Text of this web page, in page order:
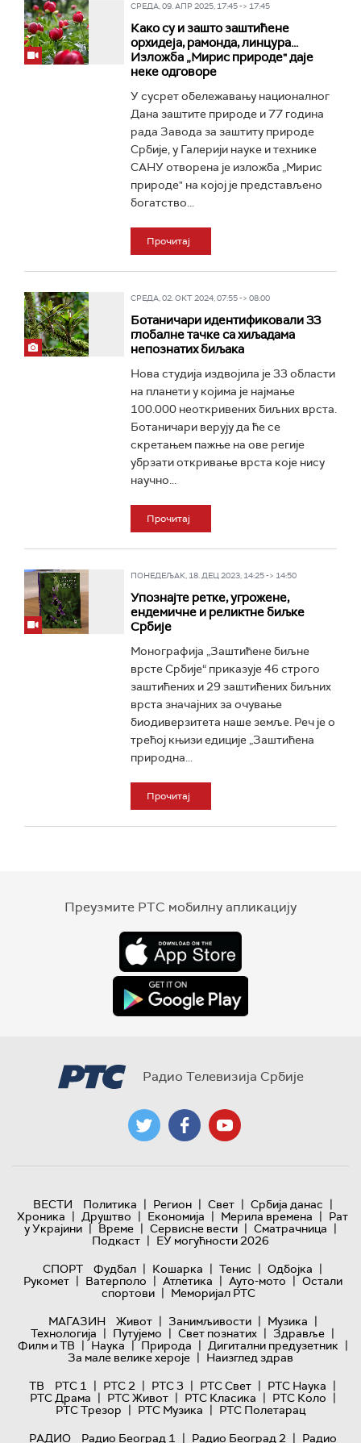
СРЕДА, 09. АПР 2025, 17:45 -> 17:45
Како су и зашто заштићене
орхидеја, рамонда, линцура...
Изложба „Мирис природе" даје
неке одговоре
У сусрет обележавању националног
Дана заштите природе и 77 година
рада Завода за заштиту природе
Србије, у Галерији науке и технике
САНУ отворена је изложба „Мирис
природе" на којој је представљено
богатство...
Прочитај
СРЕДА, 02. ОКТ 2024, 07:55 -> 08:00
Ботаничари идентификовали 33
глобалне тачке са хиљадама
непознатих биљака
Нова студија издвојила је 33 области
на планети у којима је најмање
100.000 неоткривених биљних врста.
Ботаничари верују да ће се
скретањем пажње на ове регије
убрзати откривање врста које нису
научно...
Прочитај
ПОНЕДЕЉАК, 18. ДЕЦ 2023, 14:25 -> 14:50
Упознајте ретке, угрожене,
ендемичне и реликтне биљке
Србије
Монографија „Заштићене биљне
врсте Србије“ приказује 46 строго
заштићених и 29 заштићених биљних
врста значајних за очување
биодиверзитета наше земље. Реч је о
трећој књизи едиције „Заштићена
природна...
Прочитај
Преузмите РТС мобилну апликацију
Радио Телевизија Србије
ВЕСТИ Политика | Регион | Свет | Србија данас |
Хроника | Друштво | Економија | Мерила времена | Рат
у Украјини | Време | Сервисне вести | Сматрачница |
Подкаст | ЕУ могућности 2026
СПОРТ
Фудбал | Кошарка | Тенис | Одбојка |
Рукомет | Ватерполо | Атлетика | Ауто-мото | Остали
спортови | Меморијал РТС
МАГАЗИН
Живот | Занимљивости | Музика |
Технологијa | Путујемо | Свет познатих | Здравље |
Филм и ТВ | Наука | Природа | Дигитални предузетник |
За мале велике хероје | Наизглед здрав
ТВ
РТС 1 | РТС 2 | РТС 3 | РТС Свет | РТС Наука |
РТС Драма | РТС Живот | РТС Класика | РТС Коло |
РТС Трезор | РТС Музика | РТС Полетарац
РАДИО
Радио Београд 1 | Радио Београд 2 | Радио